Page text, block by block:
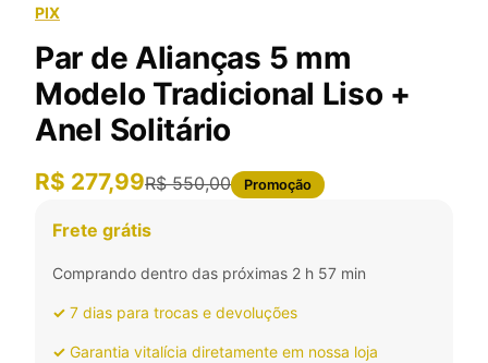
PIX
Par de Alianças 5 mm
Modelo Tradicional Liso +
Anel Solitário
R$ 277,99R$ 550,00 Promoção
Frete grátis
Comprando dentro das próximas 2 h 57 min
✓ 7 dias para trocas e devoluções
✓ Garantia vitalícia diretamente em nossa loja